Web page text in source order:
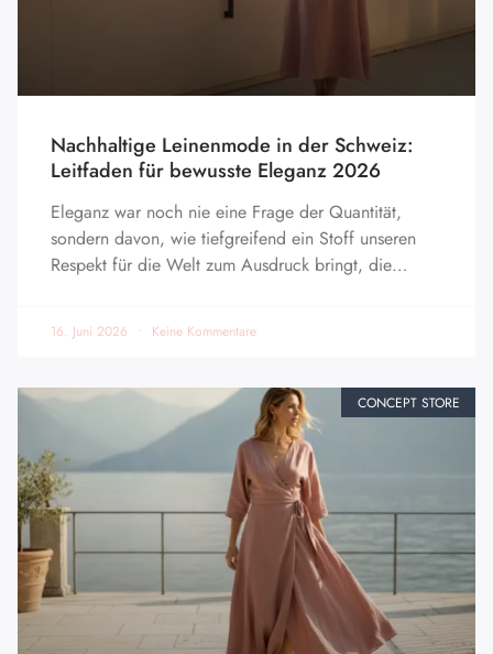
Nachhaltige Leinenmode in der Schweiz:
Leitfaden für bewusste Eleganz 2026
Eleganz war noch nie eine Frage der Quantität,
sondern davon, wie tiefgreifend ein Stoff unseren
Respekt für die Welt zum Ausdruck bringt, die…
16. Juni 2026 Keine Kommentare
CONCEPT STORE